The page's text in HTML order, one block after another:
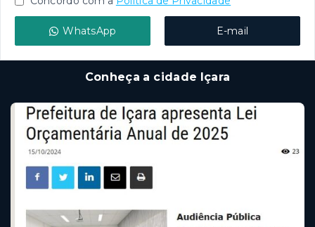
WhatsApp E-mail
Conheça a cidade Içara